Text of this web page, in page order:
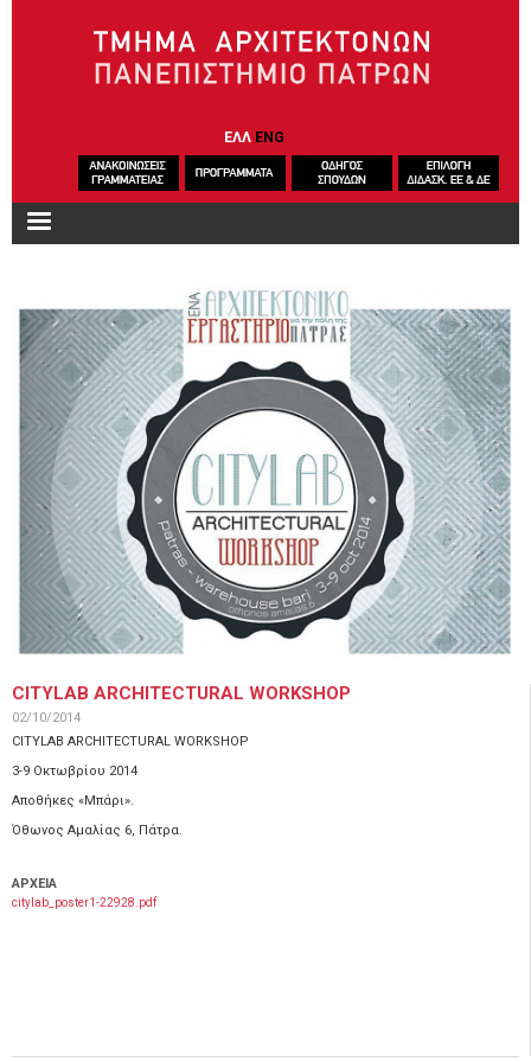
ΕΛΛ ENG
CITYLAB ARCHITECTURAL WORKSHOP
02/10/2014
CITYLAB ARCHITECTURAL WORKSHOP
3-9 Οκτωβρίου 2014
Αποθήκες «Μπάρι».
Όθωνος Αμαλίας 6, Πάτρα.
ΑΡΧΕΙΑ
citylab_poster1-22928.pdf